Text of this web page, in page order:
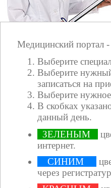
Медицинский портал
Выберите
Выберите нужный
записаться на
Выберите
В скобках
данный день.
ЗЕЛЕНЫМ
интернет.
СИНИМ
через